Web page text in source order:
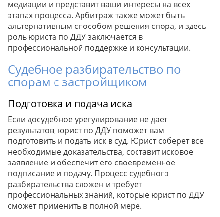
медиации и представит ваши интересы на всех
этапах процесса. Арбитраж также может быть
альтернативным способом решения спора, и здесь
роль юриста по ДДУ заключается в
профессиональной поддержке и консультации.
Судебное разбирательство по
спорам с застройщиком
Подготовка и подача иска
Если досудебное урегулирование не дает
результатов, юрист по ДДУ поможет вам
подготовить и подать иск в суд. Юрист соберет все
необходимые доказательства, составит исковое
заявление и обеспечит его своевременное
подписание и подачу. Процесс судебного
разбирательства сложен и требует
профессиональных знаний, которые юрист по ДДУ
сможет применить в полной мере.